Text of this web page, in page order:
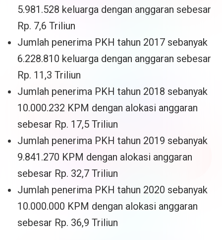
5.981.528 keluarga dengan anggaran sebesar
Rp. 7,6 Triliun
Jumlah penerima PKH tahun 2017 sebanyak
6.228.810 keluarga dengan anggaran sebesar
Rp. 11,3 Triliun
Jumlah penerima PKH tahun 2018 sebanyak
10.000.232 KPM dengan alokasi anggaran
sebesar Rp. 17,5 Triliun
Jumlah penerima PKH tahun 2019 sebanyak
9.841.270 KPM dengan alokasi anggaran
sebesar Rp. 32,7 Triliun
Jumlah penerima PKH tahun 2020 sebanyak
10.000.000 KPM dengan alokasi anggaran
sebesar Rp. 36,9 Triliun